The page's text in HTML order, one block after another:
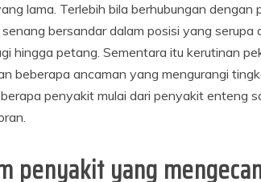
lama. Terlebih bila berhubungan
bersandar dalam posisi yang
hingga petang. Sementara itu kerutinan
beberapa ancaman yang mengurangi
penyakit mulai dari penyakit enteng
penyakit yang